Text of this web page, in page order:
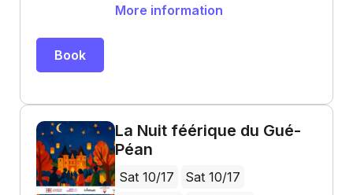
More information
Book
La Nuit féérique du Gué-
Péan
Sat 10/17
Sat 10/17